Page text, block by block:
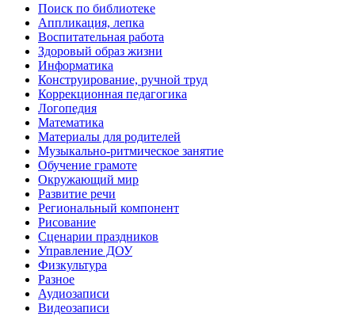
Поиск по библиотеке
Аппликация, лепка
Воспитательная работа
Здоровый образ жизни
Информатика
Конструирование, ручной труд
Коррекционная педагогика
Логопедия
Математика
Материалы для родителей
Музыкально-ритмическое занятие
Обучение грамоте
Окружающий мир
Развитие речи
Региональный компонент
Рисование
Сценарии праздников
Управление ДОУ
Физкультура
Разное
Аудиозаписи
Видеозаписи